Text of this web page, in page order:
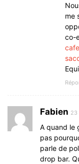
me
co-
Fabien 23
A quand le
pas
parle de
drop bar.